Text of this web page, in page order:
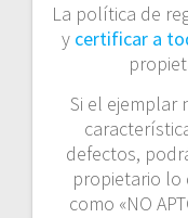
La política de
y certificar a
Si el ejemplar
defectos,
propietario lo
como «NO